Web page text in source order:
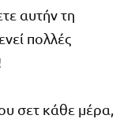
αυτήν τη
πολλές
σετ κάθε μέρα,